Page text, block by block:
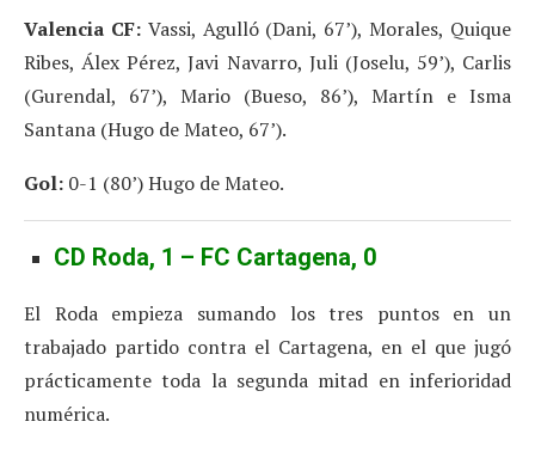
Valencia CF:Vassi, Agulló (Dani, 67’), Morales, Quique
Ribes, Álex Pérez, Javi Navarro, Juli (Joselu, 59’), Carlis
(Gurendal, 67’), Mario (Bueso, 86’), Martín e Isma
Santana (Hugo de Mateo, 67’).
Gol: 0-1 (80’) Hugo de Mateo.
CD Roda, 1 – FC Cartagena, 0
El Roda empieza sumando los tres puntos en un
trabajado partido contra el Cartagena, en el que jugó
prácticamente toda la segunda mitad en inferioridad
numérica.